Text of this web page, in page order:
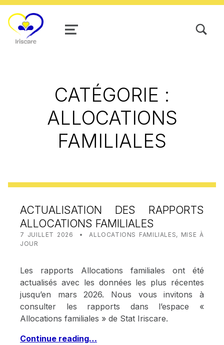
MENU
CATÉGORIE :
ALLOCATIONS
FAMILIALES
ACTUALISATION DES RAPPORTS
ALLOCATIONS FAMILIALES
POSTED ON:
7 JUILLET 2026 WRITTEN BY:
STAT IRISCARE
CATEGORIZED IN:
ALLOCATIONS FAMILIALES, MISE À
JOUR
Les rapports Allocations familiales ont été
actualisés avec les données les plus récentes
jusqu’en mars 2026. Nous vous invitons à
consulter les rapports dans l’espace «
Allocations familiales » de Stat Iriscare.
Continue reading…